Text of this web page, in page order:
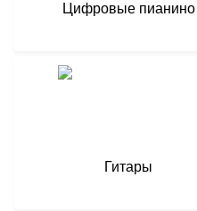
Цифровые пианино
Гитары